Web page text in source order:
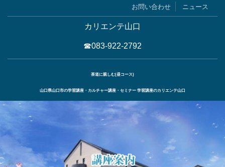
お問い合わせ ニュース
カリエンテ山口
☎083-922-2792
茶道に親しむ(昼コース)
山口県山口市の学習講座・カルチャー講座・セミナー 学習講座のカリエンテ山口